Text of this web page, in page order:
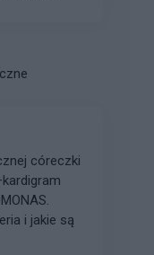
córeczki
i jakie są